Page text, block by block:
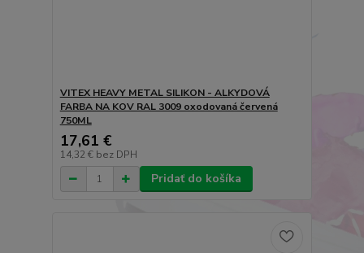
VITEX HEAVY METAL SILIKON - ALKYDOVÁ
FARBA NA KOV RAL 3009 oxodovaná červená
750ML
17,61 €
14,32 € bez DPH
Pridať do košíka